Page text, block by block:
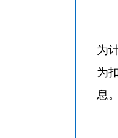
为
为
息